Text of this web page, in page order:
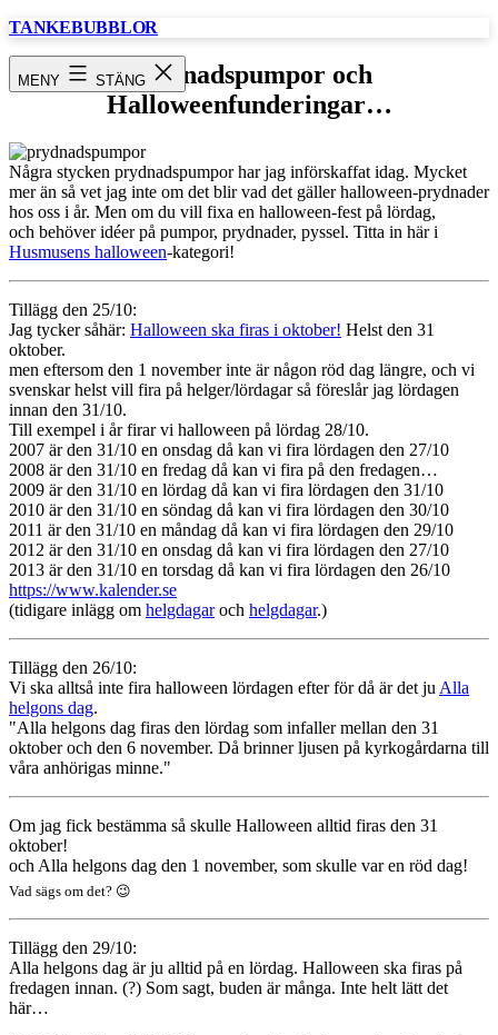
Hoppa
TANKEBUBBLOR
MENY STÄNGPrydnadspumpor och
Halloweenfunderingar…
Några stycken prydnadspumpor har jag införskaffat idag. Mycket
mer än så vet jag inte om det blir vad det gäller halloween-prydnader
hos oss i år. Men om du vill fixa en halloween-fest på lördag,
och behöver idéer på pumpor, prydnader, pyssel. Titta in här i
Husmusens halloween-kategori!
Tillägg den 25/10:
Jag tycker såhär: Halloween ska firas i oktober! Helst den 31
oktober.
men eftersom den 1 november inte är någon röd dag längre, och vi
svenskar helst vill fira på helger/lördagar så föreslår jag lördagen
innan den 31/10.
Till exempel i år firar vi halloween på lördag 28/10.
2007 är den 31/10 en onsdag då kan vi fira lördagen den 27/10
2008 är den 31/10 en fredag då kan vi fira på den fredagen…
2009 är den 31/10 en lördag då kan vi fira lördagen den 31/10
2010 är den 31/10 en söndag då kan vi fira lördagen den 30/10
2011 är den 31/10 en måndag då kan vi fira lördagen den 29/10
2012 är den 31/10 en onsdag då kan vi fira lördagen den 27/10
2013 är den 31/10 en torsdag då kan vi fira lördagen den 26/10
https://www.kalender.se
(tidigare inlägg om helgdagaroch helgdagar.)
Tillägg den 26/10:
Vi ska alltså inte fira halloween lördagen efter för då är det ju Alla
helgons dag.
"Alla helgons dag firas den lördag som infaller mellan den 31
oktober och den 6 november. Då brinner ljusen på kyrkogårdarna till
våra anhörigas minne."
Om jag fick bestämma så skulle Halloween alltid firas den 31
oktober!
och Alla helgons dag den 1 november, som skulle var en röd dag!
Vad sägs om det? 😉
Tillägg den 29/10:
Alla helgons dag är ju alltid på en lördag. Halloween ska firas på
fredagen innan. (?) Som sagt, buden är många. Inte helt lätt det
här…